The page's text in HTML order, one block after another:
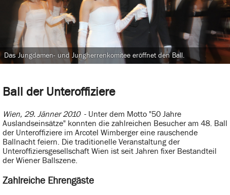
Ball der Unteroffiziere
Wien, 29. Jänner 2010 - Unter dem Motto "50 Jahre
Auslandseinsätze" konnten die zahlreichen Besucher am 48. Ball
der Unteroffiziere im Arcotel Wimberger eine rauschende
Ballnacht feiern. Die traditionelle Veranstaltung der
Unteroffiziersgesellschaft Wien ist seit Jahren fixer Bestandteil
der Wiener Ballszene.
Zahlreiche Ehrengäste
Das Jungdamen- und Jungherrenkomitee eröffnet den Ball.